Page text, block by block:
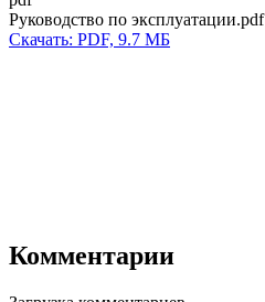
Руководство по эксплуатации.pdf
Скачать: PDF, 9.7 МБ
Комментарии